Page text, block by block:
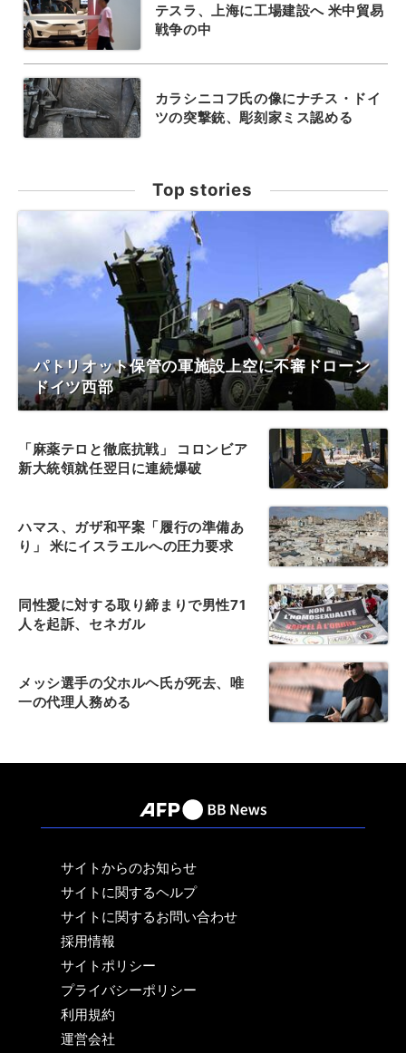
テスラ、上海に工場建設へ 米中貿易
戦争の中
カラシニコフ氏の像にナチス・ドイ
ツの突撃銃、彫刻家ミス認める
Top stories
パトリオット保管の軍施設上空に不審ドローン
ドイツ西部
「麻薬テロと徹底抗戦」 コロンビア
新大統領就任翌日に連続爆破
ハマス、ガザ和平案「履行の準備あ
り」 米にイスラエルへの圧力要求
同性愛に対する取り締まりで男性71
人を起訴、セネガル
メッシ選手の父ホルヘ氏が死去、唯
一の代理人務める
サイトからのお知らせ
サイトに関するヘルプ
サイトに関するお問い合わせ
採用情報
サイトポリシー
プライバシーポリシー
利用規約
運営会社